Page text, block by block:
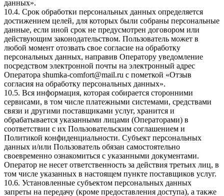
данных».
10.4. Срок обработки персональных данных определяется
достижением целей, для которых были собраны персональные
данные, если иной срок не предусмотрен договором или
действующим законодательством. Пользователь может в
любой момент отозвать свое согласие на обработку
персональных данных, направив Оператору уведомление
посредством электронной почты на электронный адрес
Оператора shumka-comfort@mail.ru с пометкой «Отзыв
согласия на обработку персональных данных».
10.5. Вся информация, которая собирается сторонними
сервисами, в том числе платежными системами, средствами
связи и другими поставщиками услуг, хранится и
обрабатывается указанными лицами (Операторами) в
соответствии с их Пользовательским соглашением и
Политикой конфиденциальности. Субъект персональных
данных и/или Пользователь обязан самостоятельно
своевременно ознакомиться с указанными документами.
Оператор не несет ответственность за действия третьих лиц, в
том числе указанных в настоящем пункте поставщиков услуг.
10.6. Установленные субъектом персональных данных
запреты на передачу (кроме предоставления доступа), а также